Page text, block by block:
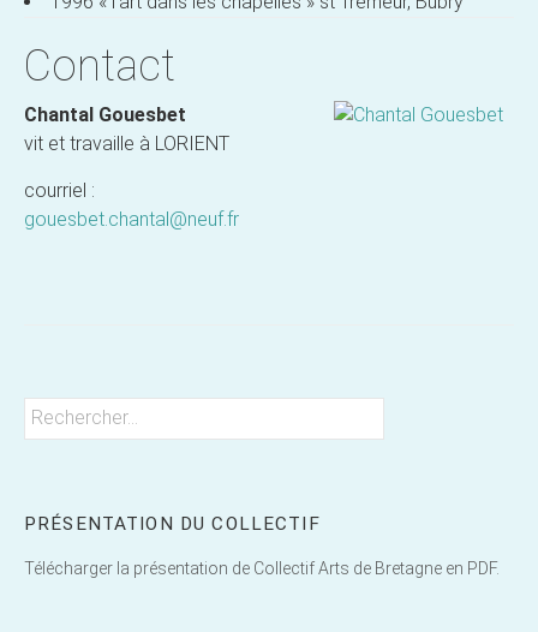
Contact
Chantal Gouesbet
vit et travaille à LORIENT
courriel :
gouesbet.chantal@neuf.fr
Rechercher :
PRÉSENTATION DU COLLECTIF
Télécharger la présentation de Collectif Arts de Bretagne en PDF.